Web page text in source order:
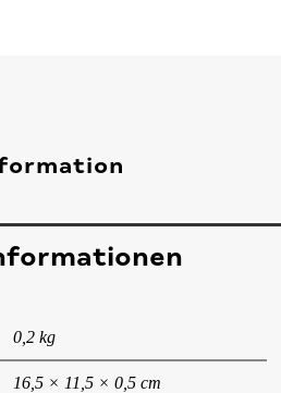
0,2 kg
16,5 × 11,5 × 0,5 cm